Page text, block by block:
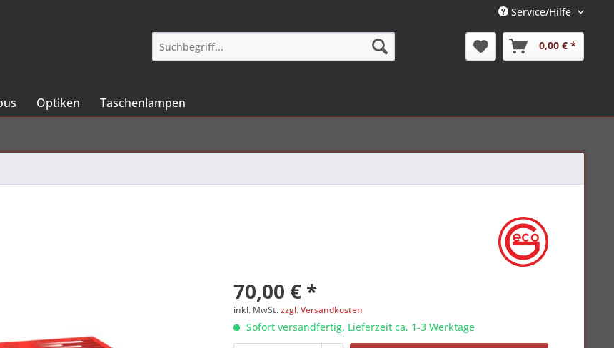
Service/Hilfe
0,00 € *
Optiken Taschenlampen
70,00 € *
inkl. MwSt.zzgl. Versandkosten
Sofort versandfertig, Lieferzeit ca. 1-3 Werktage